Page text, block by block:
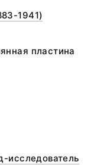
1941)
пластина
исследователь